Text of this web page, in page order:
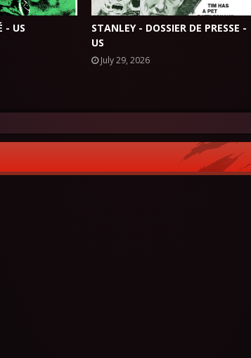
- US
STANLEY - DOSSIER DE PRESSE -
US
July 29, 2026